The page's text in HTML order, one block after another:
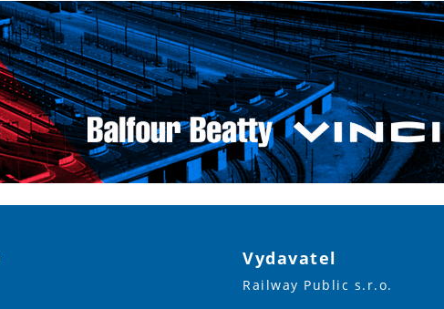
Vydavatel
Railway Public s.r.o.